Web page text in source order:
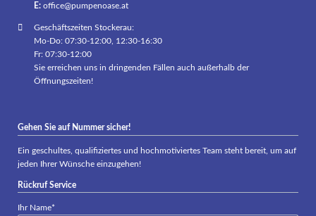
E: office@pumpenoase.at
Geschäftszeiten Stockerau:
Mo-Do: 07:30-12:00, 12:30-16:30
Fr: 07:30-12:00
Sie erreichen uns in dringenden Fällen auch außerhalb der
Öffnungszeiten!
Gehen Sie auf Nummer sicher!
Ein geschultes, qualifiziertes und hochmotiviertes Team steht bereit, um auf
jeden Ihrer Wünsche einzugehen!
Rückruf Service
Pflichtfeld
Ihr Name*